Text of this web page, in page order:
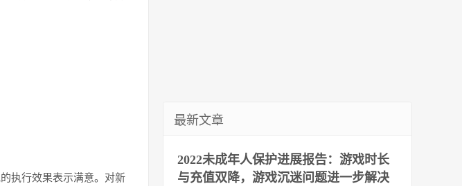
执行效果表示满意。对新
最新文章
2022未成年人保护进展报告：游戏时长
与充值双降，游戏沉迷问题进一步解决